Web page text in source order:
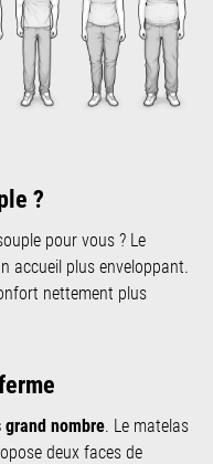
?
pour vous ? Le
accueil plus enveloppant.
nettement plus
nombre. Le matelas
deux faces de